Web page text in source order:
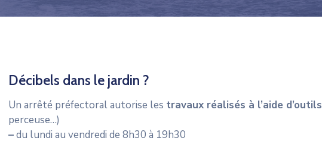
Décibels dans le jardin ?
Un arrêté préfectoral autorise les travaux réalisés à l’aide
perceuse…)
–du lundi au vendredi de 8h30 à 19h30